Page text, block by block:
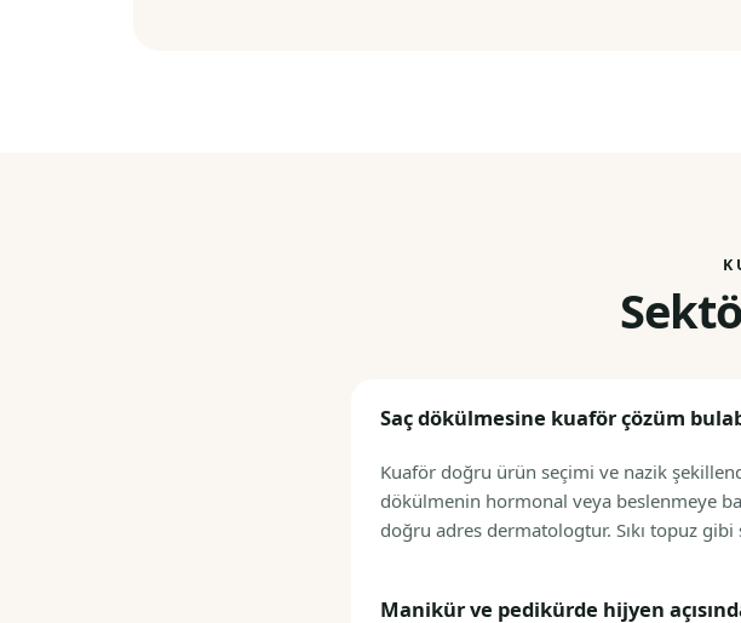
Saç dökülmesine kuaför çözüm
Kuaför doğru ürün seçimi ve nazik
dökülmenin hormonal veya beslenmeye
doğru adres dermatologtur. Sıkı topuz
Manikür ve pedikürde hijyen